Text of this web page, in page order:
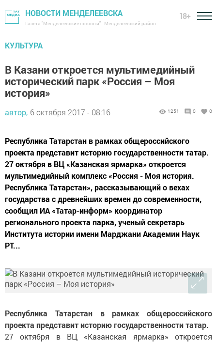
НОВОСТИ МЕНДЕЛЕЕВСКА
Газета "Менделеевские новости" - Менделеевский район
18+
КУЛЬТУРА
В Казани откроется мультимедийный
исторический парк «Россия – Моя
история»
автор, 6 октября 2017 - 08:16 1251 0 0
Республика Татарстан в рамках общероссийского
проекта представит историю государственности татар.
27 октября в ВЦ «Казанская ярмарка» откроется
мультимедийный комплекс «Россия - Моя история.
Республика Татарстан», рассказывающий о вехах
государства с древнейших времен до современности,
сообщил ИА «Татар-информ» координатор
регионального проекта парка, ученый секретарь
Института истории имени Марджани Академии Наук
РТ...
Республика Татарстан в рамках общероссийского
проекта представит историю государственности татар.
27 октября в ВЦ «Казанская ярмарка» откроется